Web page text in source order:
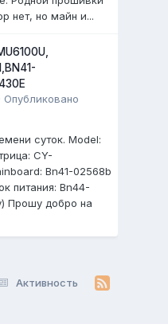
нет, но майн и...
Опубликовано
суток. Model:
CY-
Bn41-02568b
питания: Bn44-
Прошу добро на
Активность